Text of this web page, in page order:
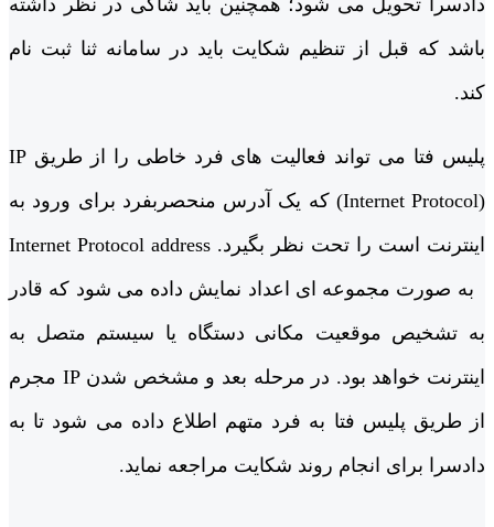
دادسرا تحویل می شود؛ همچنین باید شاکی در نظر داشته
باشد که قبل از تنظیم شکایت باید در سامانه ثنا ثبت نام
کند.
پلیس فتا می تواند فعالیت های فرد خاطی را از طریق IP
(Internet Protocol) که یک آدرس منحصربفرد برای ورود به
اینترنت است را تحت نظر بگیرد. Internet Protocol address
به صورت مجموعه ای اعداد نمایش داده می شود که قادر
به تشخیص موقعیت مکانی دستگاه یا سیستم متصل به
اینترنت خواهد بود. در مرحله بعد و مشخص شدن IP مجرم
از طریق پلیس فتا به فرد متهم اطلاع داده می شود تا به
دادسرا برای انجام روند شکایت مراجعه نماید.